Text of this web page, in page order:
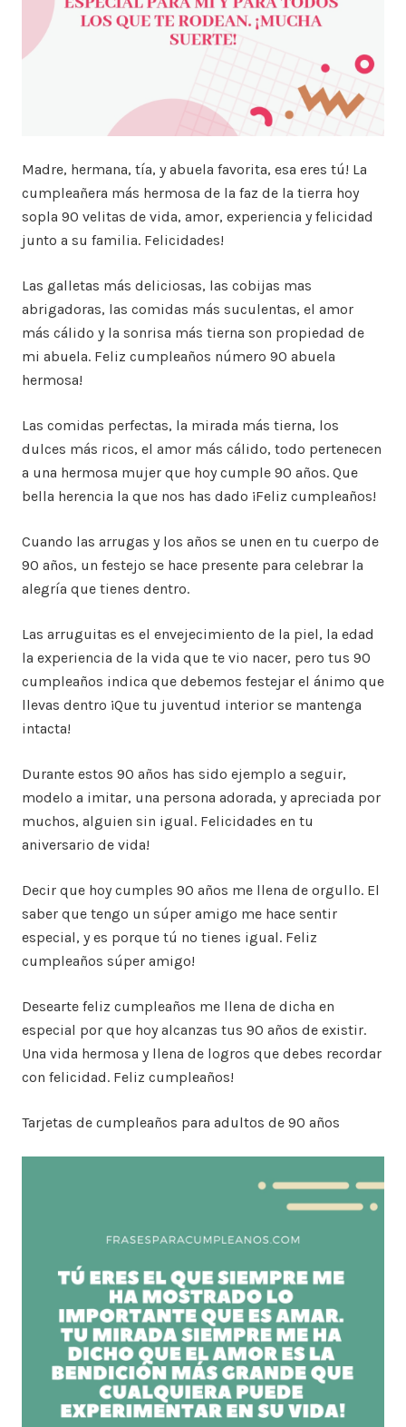
Madre, hermana, tía, y abuela favorita, esa eres tú! La
cumpleañera más hermosa de la faz de la tierra hoy
sopla 90 velitas de vida, amor, experiencia y felicidad
junto a su familia. Felicidades!
Las galletas más deliciosas, las cobijas mas
abrigadoras, las comidas más suculentas, el amor
más cálido y la sonrisa más tierna son propiedad de
mi abuela. Feliz cumpleaños número 90 abuela
hermosa!
Las comidas perfectas, la mirada más tierna, los
dulces más ricos, el amor más cálido, todo pertenecen
a una hermosa mujer que hoy cumple 90 años. Que
bella herencia la que nos has dado ¡Feliz cumpleaños!
Cuando las arrugas y los años se unen en tu cuerpo de
90 años, un festejo se hace presente para celebrar la
alegría que tienes dentro.
Las arruguitas es el envejecimiento de la piel, la edad
la experiencia de la vida que te vio nacer, pero tus 90
cumpleaños indica que debemos festejar el ánimo que
llevas dentro ¡Que tu juventud interior se mantenga
intacta!
Durante estos 90 años has sido ejemplo a seguir,
modelo a imitar, una persona adorada, y apreciada por
muchos, alguien sin igual. Felicidades en tu
aniversario de vida!
Decir que hoy cumples 90 años me llena de orgullo. El
saber que tengo un súper amigo me hace sentir
especial, y es porque tú no tienes igual. Feliz
cumpleaños súper amigo!
Desearte feliz cumpleaños me llena de dicha en
especial por que hoy alcanzas tus 90 años de existir.
Una vida hermosa y llena de logros que debes recordar
con felicidad. Feliz cumpleaños!
Tarjetas de cumpleaños para adultos de 90 años